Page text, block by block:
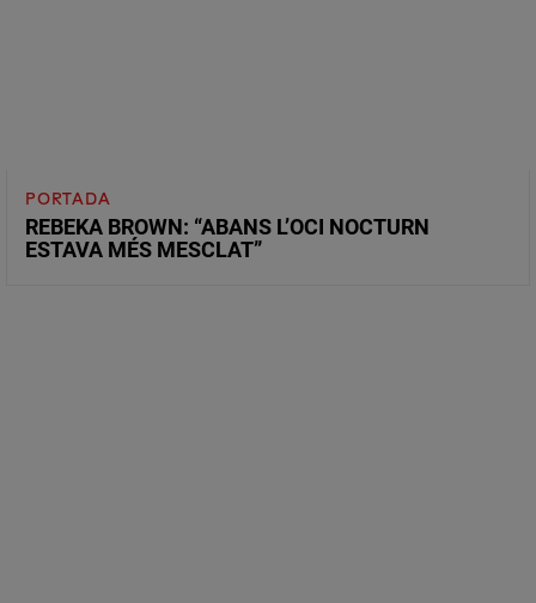
PORTADA
REBEKA BROWN: “ABANS L’OCI NOCTURN
ESTAVA MÉS MESCLAT”